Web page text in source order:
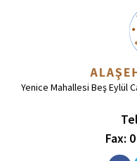
Yenice Mahallesi Beş Eylül
Fax: